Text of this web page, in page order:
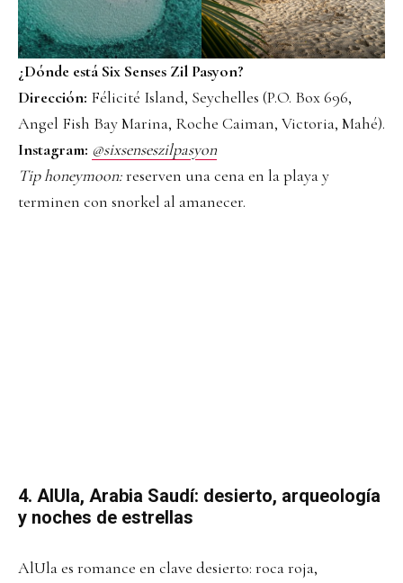
¿Dónde está Six Senses Zil Pasyon?
Dirección: Félicité Island, Seychelles (P.O. Box 696,
Angel Fish Bay Marina, Roche Caiman, Victoria, Mahé).
Instagram: @sixsenseszilpasyon
Tip honeymoon:reserven una cena en la playa y
terminen con snorkel al amanecer.
4. AlUla, Arabia Saudí: desierto, arqueología
y noches de estrellas
AlUla es romance en clave desierto: roca roja,